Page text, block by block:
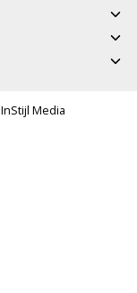
InStijl Media